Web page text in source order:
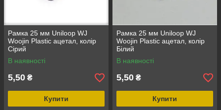
Рамка 25 мм Uniloop WJ
Woojin Plastic ацетал, колір
Сірий
В наявності
5,50 ₴
Купити
Рамка 25 мм Uniloop WJ
Woojin Plastic ацетал, колір
Білий
В наявності
5,50 ₴
Купити